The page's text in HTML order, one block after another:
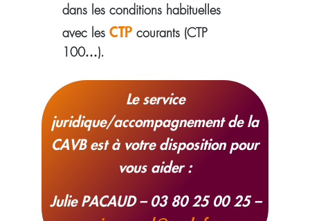
dans les conditions habituelles
avec les CTP courants (CTP
100…).
Le service
juridique/accompagnement de la
CAVB est à votre disposition pour
vous aider :
Julie PACAUD – 03 80 25 00 25 –